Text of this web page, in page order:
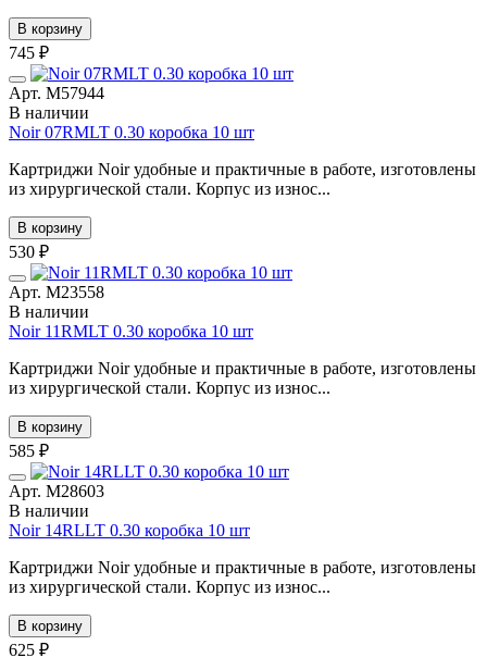
В корзину
745 ₽
Арт. М57944
В наличии
Noir 07RMLT 0.30 коробка 10 шт
Картриджи Noir удобные и практичные в работе, изготовлены
из хирургической стали. Корпус из износ...
В корзину
530 ₽
Арт. М23558
В наличии
Noir 11RMLT 0.30 коробка 10 шт
Картриджи Noir удобные и практичные в работе, изготовлены
из хирургической стали. Корпус из износ...
В корзину
585 ₽
Арт. М28603
В наличии
Noir 14RLLT 0.30 коробка 10 шт
Картриджи Noir удобные и практичные в работе, изготовлены
из хирургической стали. Корпус из износ...
В корзину
625 ₽